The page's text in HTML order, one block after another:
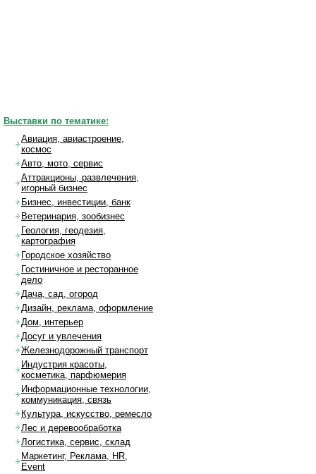
Выставки по тематике:
Авиация, авиастроение,
космос
Авто, мото, сервис
Аттракционы, развлечения,
игорный бизнес
Бизнес, инвестиции, банк
Ветеринария, зообизнес
Геология, геодезия,
картография
Городское хозяйство
Гостиничное и ресторанное
дело
Дача, сад, огород
Дизайн, реклама, оформление
Дом, интерьер
Досуг и увлечения
Железнодорожный транспорт
Индустрия красоты,
косметика, парфюмерия
Информационные технологии,
коммуникация, связь
Культура, искусство, ремесло
Лес и деревообработка
Логистика, сервис, склад
Маркетинг, Реклама, HR,
Event